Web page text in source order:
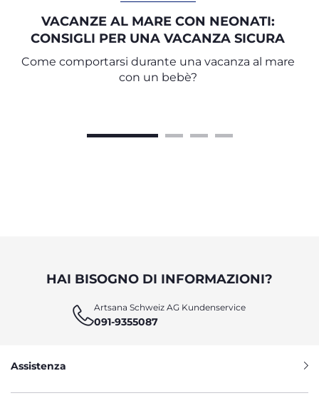
VACANZE AL MARE CON NEONATI:
CONSIGLI PER UNA VACANZA SICURA
Come comportarsi durante una vacanza al mare
con un bebè?
HAI BISOGNO DI INFORMAZIONI?
Artsana Schweiz AG Kundenservice
091-9355087
Assistenza